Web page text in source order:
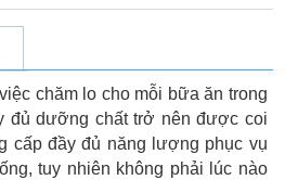
chăm lo cho mỗi bữa ăn trong
đủ dưỡng chất trở nên được coi
cấp đầy đủ năng lượng phục vụ
tuy nhiên không phải lúc nào